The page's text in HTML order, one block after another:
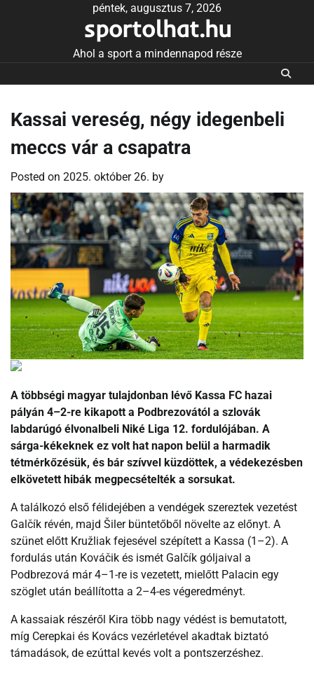
péntek, augusztus 7, 2026
sportolhat.hu
Ahol a sport a mindennapod része
Kassai vereség, négy idegenbeli
meccs vár a csapatra
Posted on 2025. október 26. by
A többségi magyar tulajdonban lévő Kassa FC hazai
pályán 4–2-re kikapott a Podbrezovától a szlovák
labdarúgó élvonalbeli Niké Liga 12. fordulójában. A
sárga-kékeknek ez volt hat napon belül a harmadik
tétmérkőzésük, és bár szívvel küzdöttek, a védekezésben
elkövetett hibák megpecsételték a sorsukat.
A találkozó első félidejében a vendégek szereztek vezetést
Galčík révén, majd Šiler büntetőből növelte az előnyt. A
szünet előtt Kružliak fejesével szépített a Kassa (1–2). A
fordulás után Kováčik és ismét Galčík góljaival a
Podbrezová már 4–1-re is vezetett, mielőtt Palacin egy
szöglet után beállította a 2–4-es végeredményt.
A kassaiak részéről Kira több nagy védést is bemutatott,
míg Cerepkai és Kovács vezérletével akadtak biztató
támadások, de ezúttal kevés volt a pontszerzéshez.